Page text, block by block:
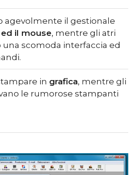
agevolmente il gestionale
il mouse, mentre gli atri
una scomoda interfaccia ed
in grafica, mentre gli
le rumorose stampanti